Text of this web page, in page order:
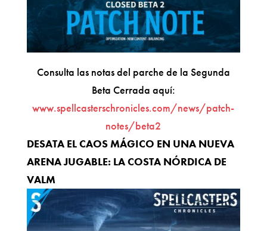
Consulta las notas del parche de la Segunda
Beta Cerrada aquí:
www.spellcasterschronicles.com/news/patch-
notes/beta2
DESATA EL CAOS MÁGICO EN UNA NUEVA
ARENA JUGABLE: LA COSTA NÓRDICA DE
VALM